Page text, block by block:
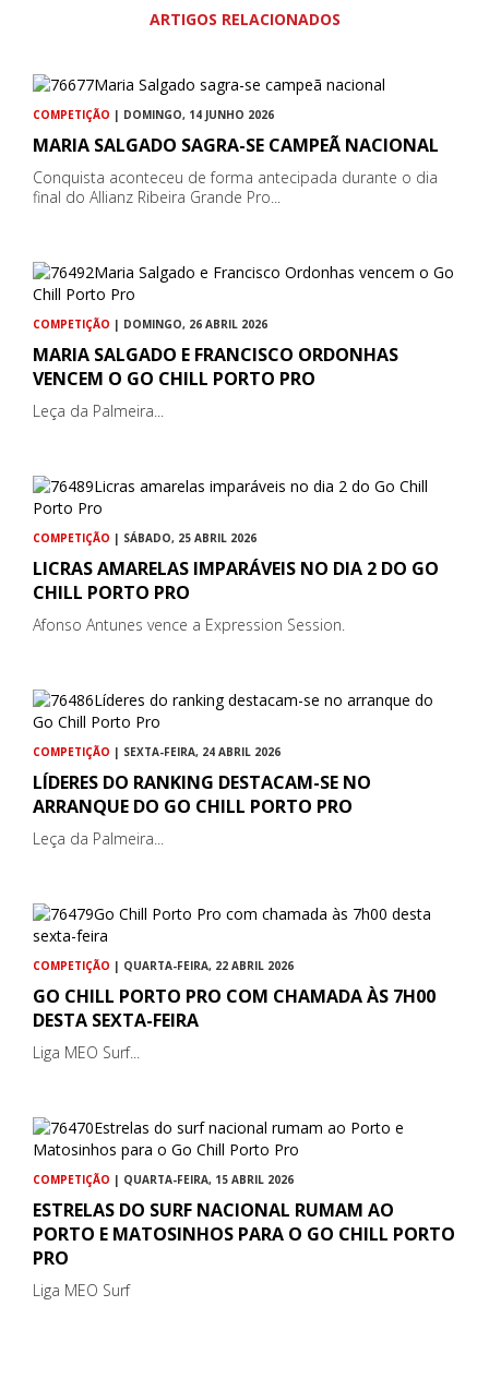
ARTIGOS RELACIONADOS
COMPETIÇÃO | DOMINGO, 14 JUNHO 2026
MARIA SALGADO SAGRA-SE CAMPEÃ NACIONAL
Conquista aconteceu de forma antecipada durante o dia
final do Allianz Ribeira Grande Pro...
COMPETIÇÃO | DOMINGO, 26 ABRIL 2026
MARIA SALGADO E FRANCISCO ORDONHAS
VENCEM O GO CHILL PORTO PRO
Leça da Palmeira...
COMPETIÇÃO | SÁBADO, 25 ABRIL 2026
LICRAS AMARELAS IMPARÁVEIS NO DIA 2 DO GO
CHILL PORTO PRO
Afonso Antunes vence a Expression Session.
COMPETIÇÃO | SEXTA-FEIRA, 24 ABRIL 2026
LÍDERES DO RANKING DESTACAM-SE NO
ARRANQUE DO GO CHILL PORTO PRO
Leça da Palmeira...
COMPETIÇÃO | QUARTA-FEIRA, 22 ABRIL 2026
GO CHILL PORTO PRO COM CHAMADA ÀS 7H00
DESTA SEXTA-FEIRA
Liga MEO Surf...
COMPETIÇÃO | QUARTA-FEIRA, 15 ABRIL 2026
ESTRELAS DO SURF NACIONAL RUMAM AO
PORTO E MATOSINHOS PARA O GO CHILL PORTO
PRO
Liga MEO Surf